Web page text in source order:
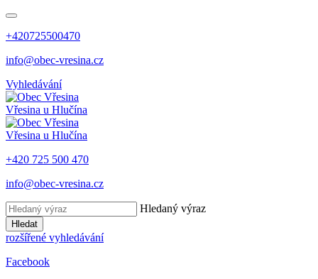
+420725500470
info@obec-vresina.cz
Vyhledávání
Vřesina u Hlučína
Vřesina u Hlučína
+420 725 500 470
info@obec-vresina.cz
Hledaný výraz
Hledat
rozšířené vyhledávání
Facebook